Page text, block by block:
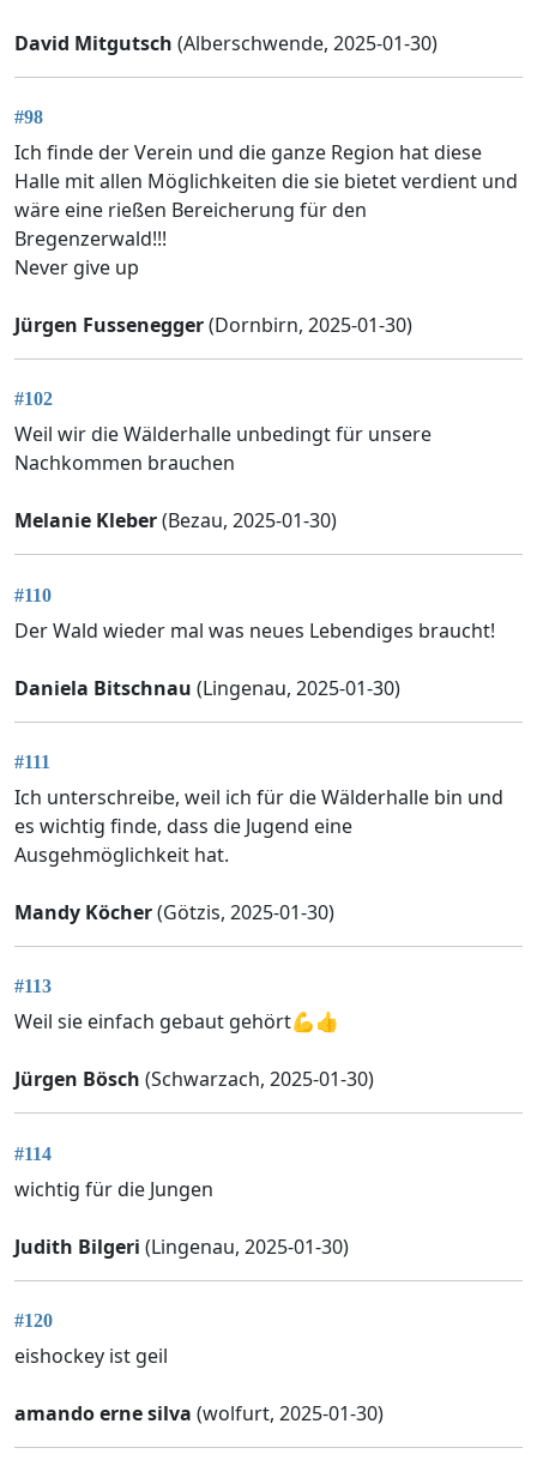
David Mitgutsch (Alberschwende, 2025-01-30)
#98
Ich finde der Verein und die ganze Region hat diese
Halle mit allen Möglichkeiten die sie bietet verdient und
wäre eine rießen Bereicherung für den
Bregenzerwald!!!
Never give up
Jürgen Fussenegger(Dornbirn, 2025-01-30)
#102
Weil wir die Wälderhalle unbedingt für unsere
Nachkommen brauchen
Melanie Kleber(Bezau, 2025-01-30)
#110
Der Wald wieder mal was neues Lebendiges braucht!
Daniela Bitschnau (Lingenau, 2025-01-30)
#111
Ich unterschreibe, weil ich für die Wälderhalle bin und
es wichtig finde, dass die Jugend eine
Ausgehmöglichkeit hat.
Mandy Köcher(Götzis, 2025-01-30)
#113
Weil sie einfach gebaut gehört💪👍
Jürgen Bösch (Schwarzach, 2025-01-30)
#114
wichtig für die Jungen
Judith Bilgeri (Lingenau, 2025-01-30)
#120
eishockey ist geil
amando erne silva (wolfurt, 2025-01-30)